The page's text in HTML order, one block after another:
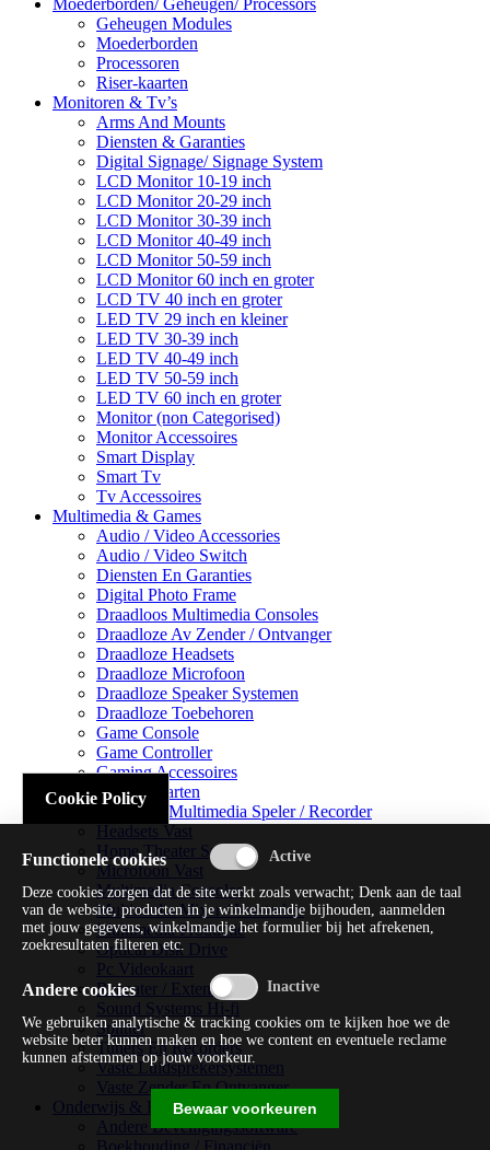
Moederborden/ Geheugen/ Processors
Geheugen Modules
Moederborden
Processoren
Riser-kaarten
Monitoren & Tv’s
Arms And Mounts
Diensten & Garanties
Digital Signage/ Signage System
LCD Monitor 10-19 inch
LCD Monitor 20-29 inch
LCD Monitor 30-39 inch
LCD Monitor 40-49 inch
LCD Monitor 50-59 inch
LCD Monitor 60 inch en groter
LCD TV 40 inch en groter
LED TV 29 inch en kleiner
LED TV 30-39 inch
LED TV 40-49 inch
LED TV 50-59 inch
LED TV 60 inch en groter
Monitor (non Categorised)
Monitor Accessoires
Smart Display
Smart Tv
Tv Accessoires
Multimedia & Games
Audio / Video Accessories
Audio / Video Switch
Diensten En Garanties
Digital Photo Frame
Draadloos Multimedia Consoles
Draadloze Av Zender / Ontvanger
Draadloze Headsets
Draadloze Microfoon
Draadloze Speaker Systemen
Draadloze Toebehoren
Game Console
Game Controller
Gaming Accessoires
Geluidskaarten
Handheld Multimedia Speler / Recorder
Headsets Vast
Home Theater Systems
Microfoon Vast
Multimedia Consoles
Multimedia Mixer / Versterker
Multimedia Productie
Optical Disk Drive
Pc Videokaart
Repeater / Extender
Sound Systems Hi-fi
Splitter
Tuners En Recorders
Vaste Luidsprekersystemen
Vaste Zender En Ontvanger
Onderwijs & Recreatie
Andere Beveiligingssoftware
Cookie Policy
Functionele cookies
Deze cookies zorgen dat de site werkt zoals verwacht; Denk aan de taal
van de website, producten in je winkelmandje bijhouden, aanmelden
met jouw gegevens, winkelmandje het formulier bij het afrekenen,
zoekresultaten filteren etc.
Andere cookies
We gebruiken analytische & tracking cookies om te kijken hoe we de
website beter kunnen maken en hoe we content en eventuele reclame
kunnen afstemmen op jouw voorkeur.
Bewaar voorkeuren